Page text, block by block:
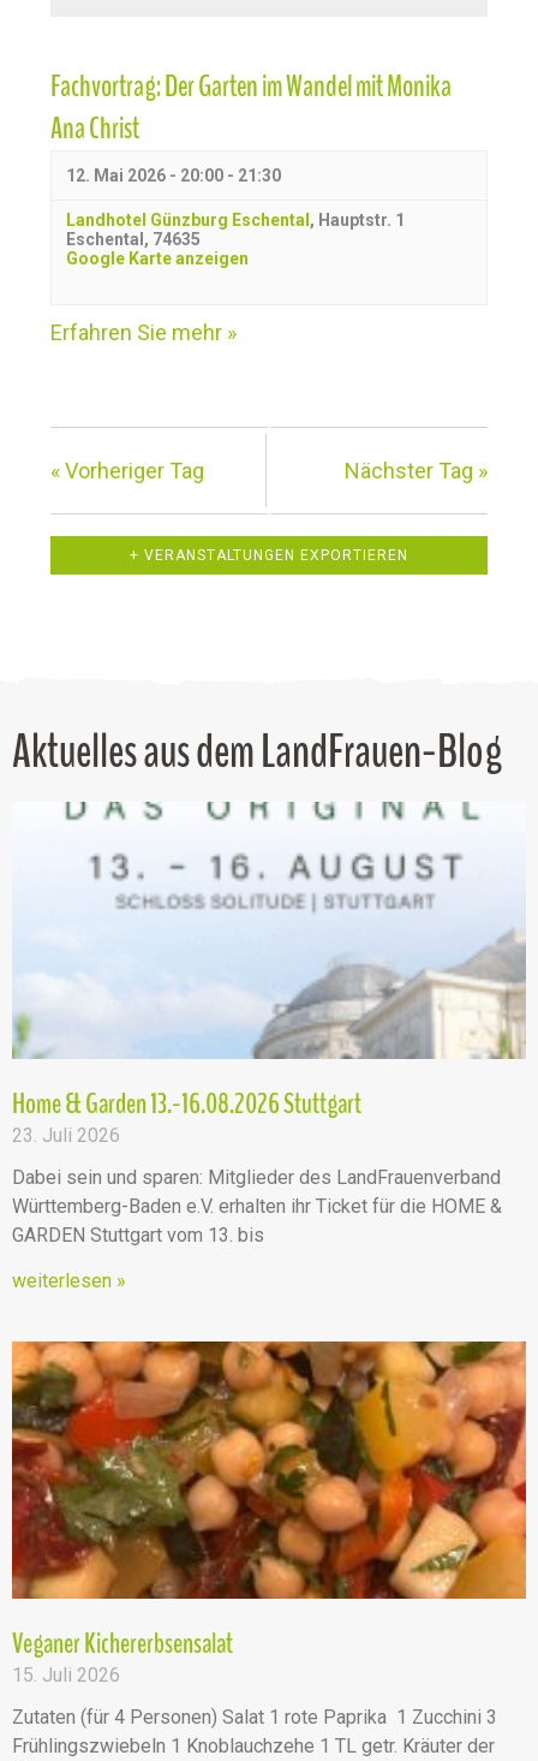
Fachvortrag: Der Garten im Wandel mit Monika
Ana Christ
12. Mai 2026 - 20:00 - 21:30
Landhotel Günzburg Eschental , Hauptstr. 1
Eschental , 74635
Google Karte anzeigen
Erfahren Sie mehr »
«Vorheriger Tag Nächster Tag »
+ VERANSTALTUNGEN EXPORTIEREN
Aktuelles aus dem LandFrauen-Blog
Home & Garden 13.-16.08.2026 Stuttgart
23. Juli 2026
Dabei sein und sparen: Mitglieder des LandFrauenverband
Württemberg-Baden e.V. erhalten ihr Ticket für die HOME &
GARDEN Stuttgart vom 13. bis
weiterlesen »
Veganer Kichererbsensalat
15. Juli 2026
Zutaten (für 4 Personen) Salat 1 rote Paprika 1 Zucchini 3
Frühlingszwiebeln 1 Knoblauchzehe 1 TL getr. Kräuter der